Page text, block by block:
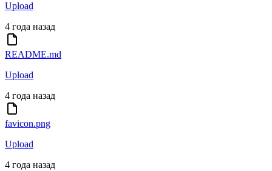
Upload
4 года назад
README.md
Upload
4 года назад
favicon.png
Upload
4 года назад